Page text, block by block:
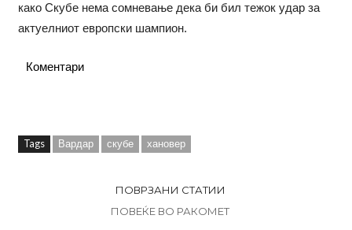
како Скубе нема сомневање дека би бил тежок удар за
актуелниот европски шампион.
Коментари
Tags Вардар скубе хановер
ПОВРЗАНИ СТАТИИ
ПОВЕЌЕ ВО РАКОМЕТ